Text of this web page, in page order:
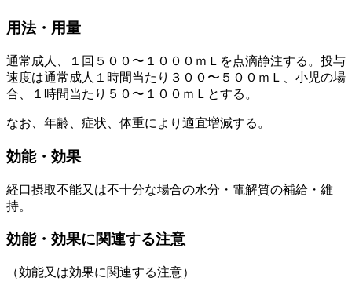
用法・用量
通常成人、１回５００〜１０００ｍＬを点滴静注する。投与
速度は通常成人１時間当たり３００〜５００ｍＬ、小児の場
合、１時間当たり５０〜１００ｍＬとする。
なお、年齢、症状、体重により適宜増減する。
効能・効果
経口摂取不能又は不十分な場合の水分・電解質の補給・維
持。
効能・効果に関連する注意
（効能又は効果に関連する注意）